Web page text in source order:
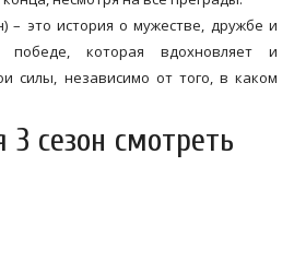
– это история о мужестве, дружбе и
которая вдохновляет и
силы, независимо от того, в каком
3 сезон смотреть